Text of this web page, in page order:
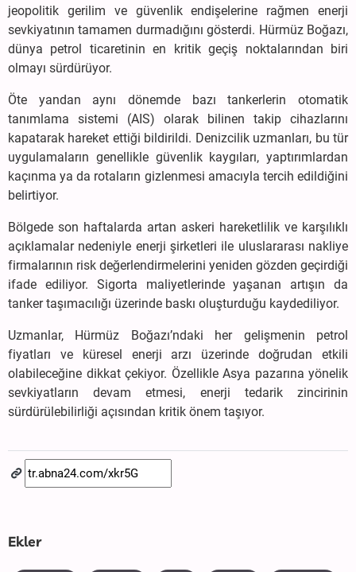
jeopolitik gerilim ve güvenlik endişelerine rağmen enerji
sevkiyatının tamamen durmadığını gösterdi. Hürmüz Boğazı,
dünya petrol ticaretinin en kritik geçiş noktalarından biri
olmayı sürdürüyor.
Öte yandan aynı dönemde bazı tankerlerin otomatik
tanımlama sistemi (AIS) olarak bilinen takip cihazlarını
kapatarak hareket ettiği bildirildi. Denizcilik uzmanları, bu tür
uygulamaların genellikle güvenlik kaygıları, yaptırımlardan
kaçınma ya da rotaların gizlenmesi amacıyla tercih edildiğini
belirtiyor.
Bölgede son haftalarda artan askeri hareketlilik ve karşılıklı
açıklamalar nedeniyle enerji şirketleri ile uluslararası nakliye
firmalarının risk değerlendirmelerini yeniden gözden geçirdiği
ifade ediliyor. Sigorta maliyetlerinde yaşanan artışın da
tanker taşımacılığı üzerinde baskı oluşturduğu kaydediliyor.
Uzmanlar, Hürmüz Boğazı’ndaki her gelişmenin petrol
fiyatları ve küresel enerji arzı üzerinde doğrudan etkili
olabileceğine dikkat çekiyor. Özellikle Asya pazarına yönelik
sevkiyatların devam etmesi, enerji tedarik zincirinin
sürdürülebilirliği açısından kritik önem taşıyor.
Ekler